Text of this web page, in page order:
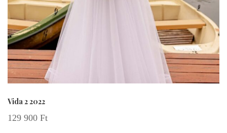
Vida 2 2022
129 900 Ft